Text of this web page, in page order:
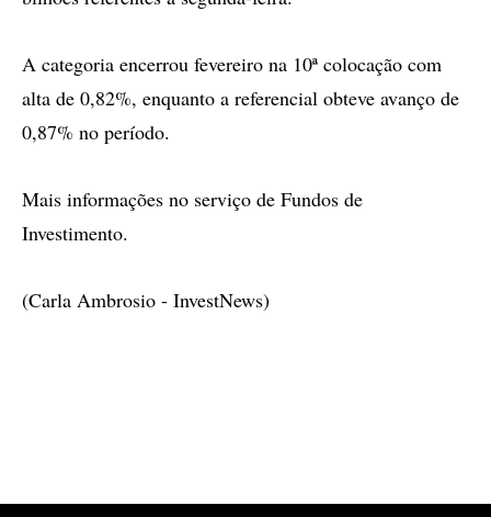
A categoria encerrou fevereiro na 10ª colocação com
alta de 0,82%, enquanto a referencial obteve avanço de
0,87% no período.
Mais informações no serviço de Fundos de
Investimento.
(Carla Ambrosio - InvestNews)